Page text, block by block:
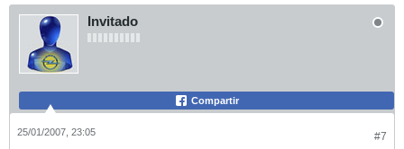
Invitado
Compartir
#7
25/01/2007, 23:05